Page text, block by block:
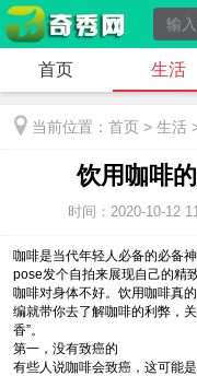
首页 生活
当前位置： 首页 > 生活
饮用咖啡
时间：2020-10-12
咖啡是当代年轻人必备的必备
pose发个自拍来展现自己的精
咖啡对身体不好。饮用咖啡真
编就带你去了解咖啡的利弊，
香”。
第一，没有致癌的
有些人说咖啡会致癌，这可能